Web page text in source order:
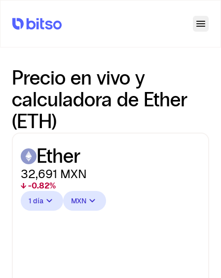
Precio en vivo y
calculadora de Ether
(ETH)
Ether
32,691 MXN
↓ -0.82%
1 día MXN